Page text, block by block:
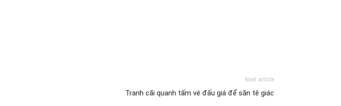
Next article
Tranh cãi quanh tấm vé đấu giá để săn tê giác